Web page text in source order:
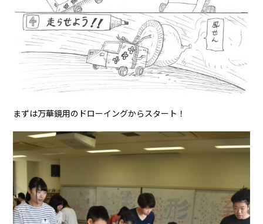
まずは万華鏡用のドローイングからスタート！